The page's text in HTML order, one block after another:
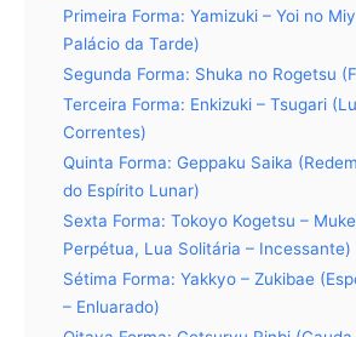
Primeira Forma: Yamizuki – Yoi no
Palácio da Tarde)
Segunda Forma: Shuka no Rogetsu
Terceira Forma: Enkizuki – Tsugari
Correntes)
Quinta Forma: Geppaku Saika
do Espírito Lunar)
Sexta Forma: Tokoyo Kogetsu –
Perpétua, Lua Solitária – Incessante)
Sétima Forma: Yakkyo – Zukibae
– Enluarado)